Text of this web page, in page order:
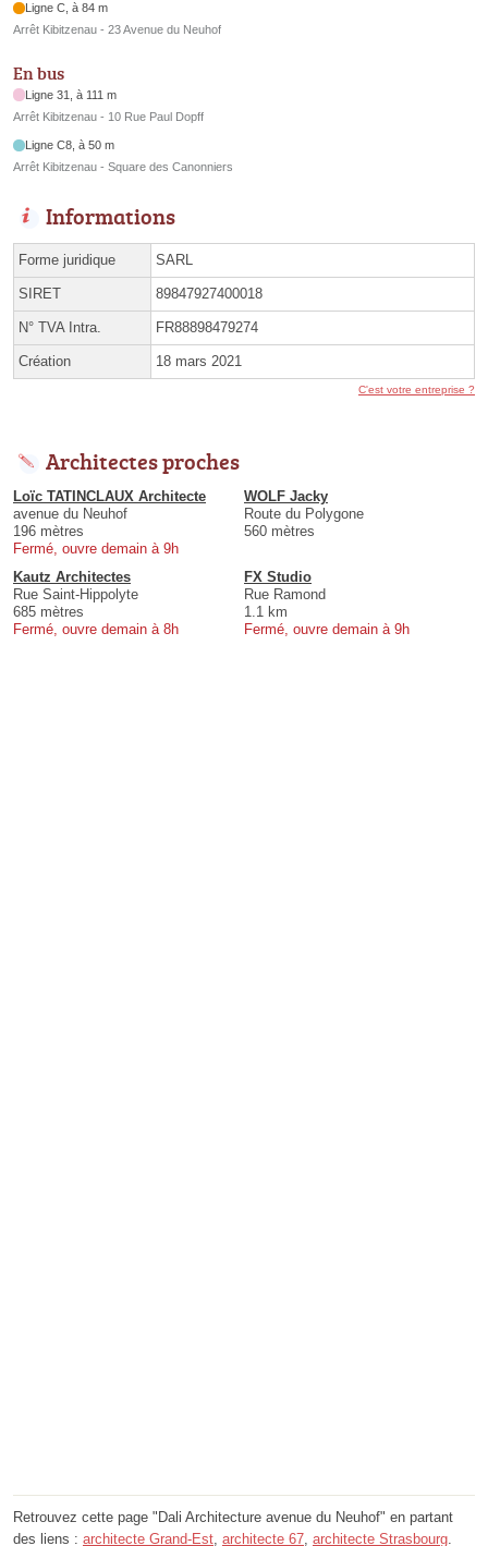
Ligne C, à 84 m
Arrêt Kibitzenau - 23 Avenue du Neuhof
En bus
Ligne 31, à 111 m
Arrêt Kibitzenau - 10 Rue Paul Dopff
Ligne C8, à 50 m
Arrêt Kibitzenau - Square des Canonniers
Informations
Forme juridique SARL
SIRET 89847927400018
N° TVA Intra. FR88898479274
Création 18 mars 2021
C'est votre entreprise ?
Architectes proches
Loïc TATINCLAUX Architecte
avenue du Neuhof
196 mètres
Fermé, ouvre demain à 9h
WOLF Jacky
Route du Polygone
560 mètres
Kautz Architectes
Rue Saint-Hippolyte
685 mètres
Fermé, ouvre demain à 8h
FX Studio
Rue Ramond
1.1 km
Fermé, ouvre demain à 9h
Retrouvez cette page "Dali Architecture avenue du Neuhof" en partant
des liens : architecte Grand-Est, architecte 67, architecte Strasbourg.